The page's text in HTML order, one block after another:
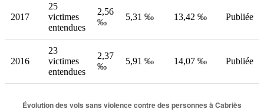
2017
25
victimes
entendues
2,56
‰
5,31 ‰ 13,42 ‰ Publiée
2016
23
victimes
entendues
2,37
‰
5,91 ‰ 14,07 ‰ Publiée